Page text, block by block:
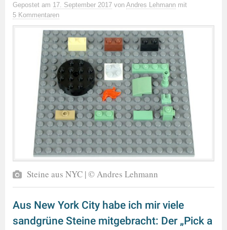
Gepostet am 17. September 2017 von Andres Lehmann mit
5 Kommentaren
Steine aus NYC | © Andres Lehmann
Aus New York City habe ich mir viele
sandgrüne Steine mitgebracht: Der „Pick a